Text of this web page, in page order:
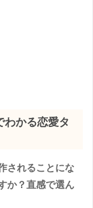
わかる恋愛タ
されることにな
か？直感で選ん